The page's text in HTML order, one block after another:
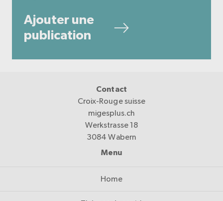
Ajouter une
publication
Contact
Croix-Rouge suisse
migesplus.ch
Werkstrasse 18
3084 Wabern
Menu
Home